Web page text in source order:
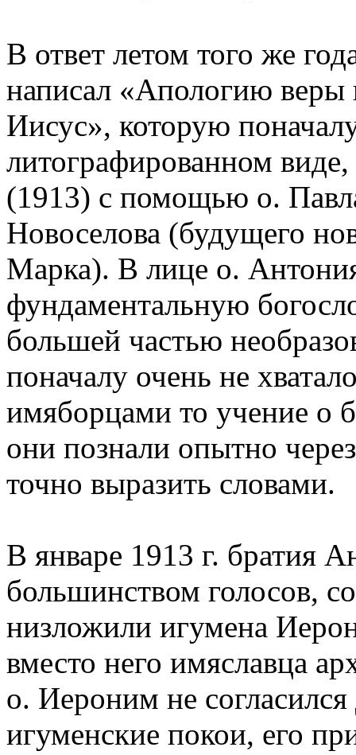
В ответ летом того же
написал «Апологию
Иисус», которую
литографированном
(1913) с помощью о.
Новоселова (будущего
Марка). В лице о.
фундаментальную
большей частью
поначалу очень не
имяборцами то учение о
они познали опытно
точно выразить словами.
В январе 1913 г. братия
большинством голосов,
низложили игумена
вместо него имяславца
о. Иероним не
игуменские покои, его